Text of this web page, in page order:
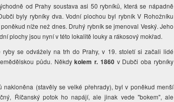
od Prahy soustava asi 50 rybníků, která se nápadně
byly rybníky dva. Vodní plochou byl rybník V Rohožníku
níže než dnes. Druhý rybník se jmenoval Veský. Jeho
plochy jsou nyní v této lokalitě louky a rákosový mokřad.
se odvážely na trh do Prahy, v 19. století si začali lidé
půdu. Někdykolem r. 1860v Dubči oba rybníky
(stavěly se velké přehrady), byl v poněkud menší
Říčanský potok ho napájí, ale jinak vede "bokem", ale